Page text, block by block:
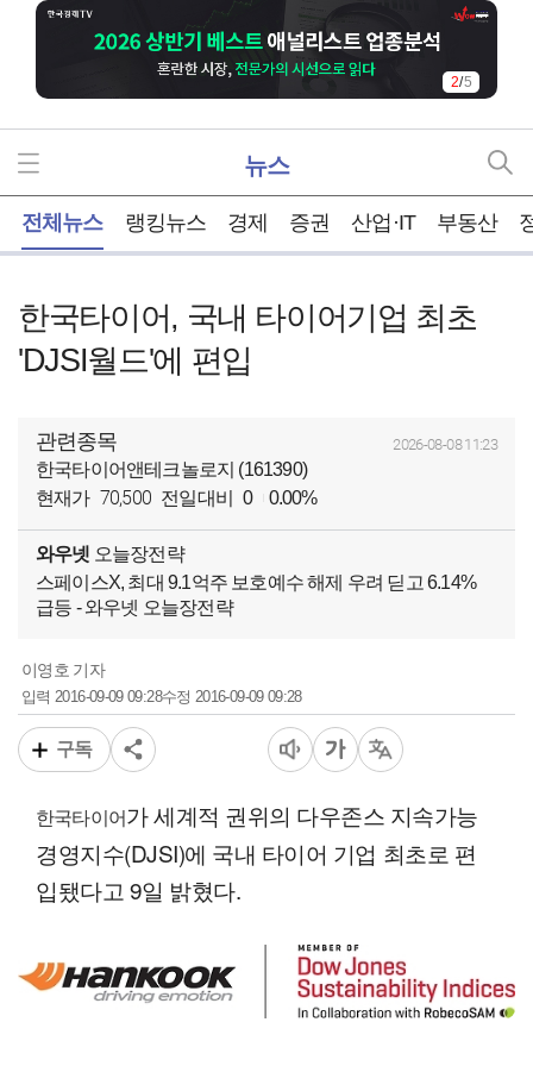
2/5
뉴스
전체뉴스 랭킹뉴스 경제 증권 산업·IT 부동산
한국타이어, 국내 타이어기업 최초
'DJSI월드'에 편입
관련종목 2026-08-08 11:23
한국타이어앤테크놀로지 (161390)
현재가 70,500 전일대비 0 0.00%
와우넷 오늘장전략
스페이스X, 최대 9.1억주 보호예수 해제 우려 딛고 6.14%
급등 - 와우넷 오늘장전략
이영호 기자
입력2016-09-09 09:28수정 2016-09-09 09:28
구독
한국타이어가 세계적 권위의 다우존스 지속가능
경영지수(DJSI)에 국내 타이어 기업 최초로 편
입됐다고 9일 밝혔다.